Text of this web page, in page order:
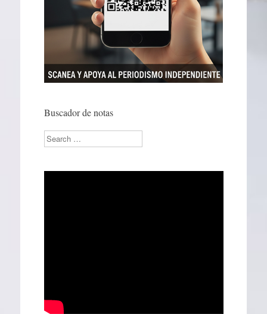
Buscador de notas
Search